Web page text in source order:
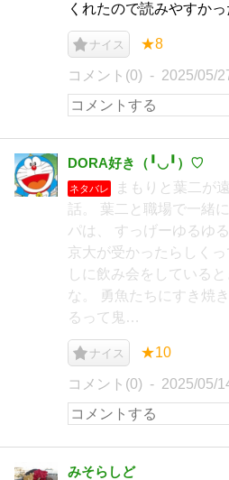
くれたので読みやすかっ
ナイス ★8
コメント(0) 2025/05/
DORA好き（╹◡╹）♡
ネタバレ
まもりと葉二が
話。 葉二と職場で一緒
パは、 すっげーゆるゆ
京大が受かったらしく
しに飲み会をしている
な。 勇魚たちにすき焼
るって鬼…
ナイス ★10
コメント(0) 2025/05/
みそらしど